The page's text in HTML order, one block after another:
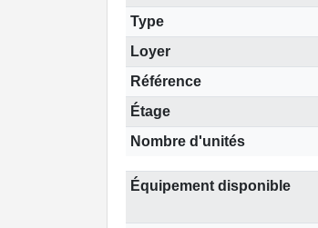
Type
Loyer
Référence
Étage
Nombre d'unités
Équipement disponible